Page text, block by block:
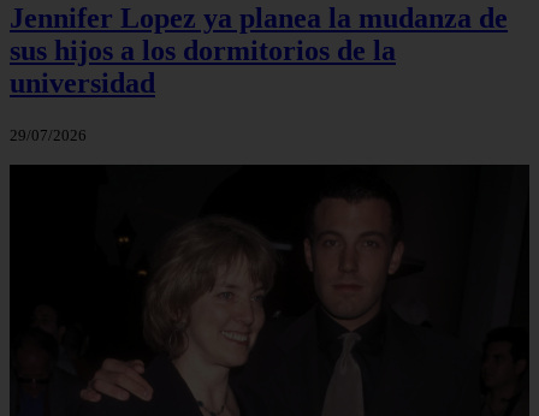
Jennifer Lopez ya planea la mudanza de
sus hijos a los dormitorios de la
universidad
29/07/2026